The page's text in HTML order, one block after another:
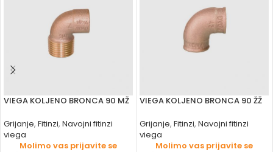
VIEGA KOLJENO BRONCA 90 MŽ
Grijanje, Fitinzi, Navojni fitinzi
viega
Molimo vas prijavite se
VIEGA KOLJENO BRONCA 90 ŽŽ
Grijanje, Fitinzi, Navojni fitinzi
viega
Molimo vas prijavite se